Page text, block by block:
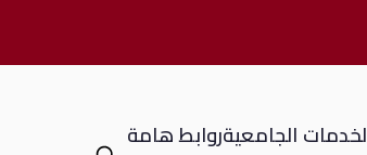
الجامعيةروابط هامة